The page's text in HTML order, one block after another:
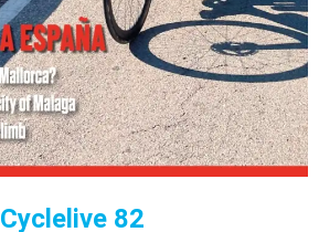
Cyclelive 82